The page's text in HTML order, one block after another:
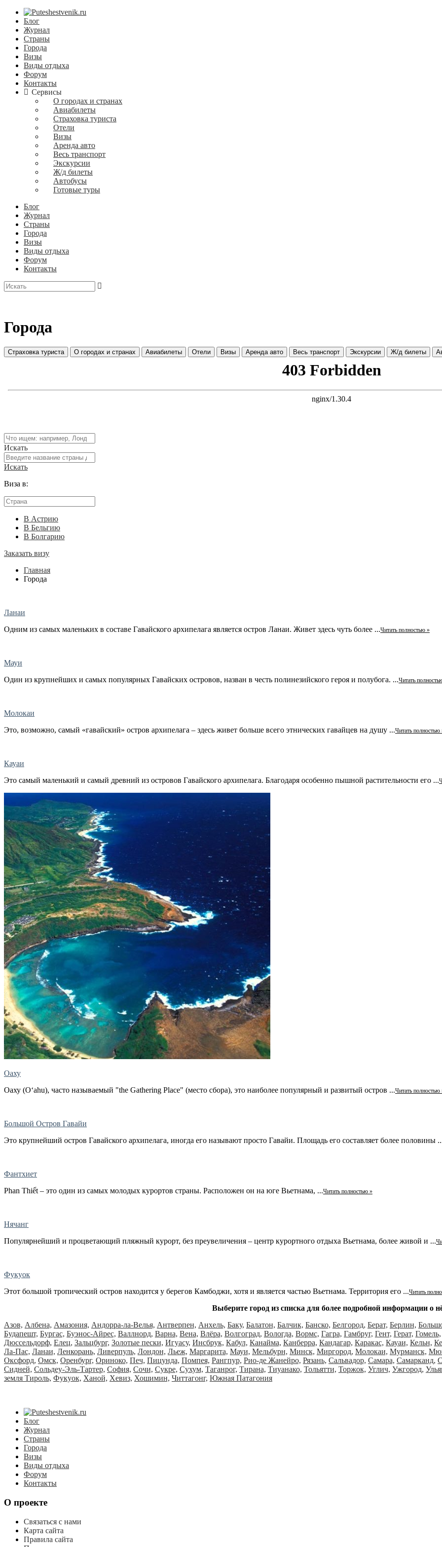
Блог
Журнал
Страны
Города
Визы
Виды отдыха
Форум
Контакты
Сервисы
О городах и странах
Авиабилеты
Страховка туриста
Отели
Визы
Аренда авто
Весь транспорт
Экскурсии
Ж/д билеты
Автобусы
Готовые туры
Блог
Журнал
Страны
Города
Визы
Виды отдыха
Форум
Контакты
Города
Страховка туриста О городах и странах Авиабилеты Отели Визы Аренда авто Весь транспорт Экскурсии Ж/д билеты
Искать
Искать
Виза в:
В Астрию
В Бельгию
В Болгарию
Заказать визу
Главная
Города
Ланаи
Одним из самых маленьких в составе Гавайского архипелага является остров Ланаи. Живет здесь чуть более ...Читать полностью »
Мауи
Один из крупнейших и самых популярных Гавайских островов, назван в честь полинезийского героя и полубога. ...Читать
Молокаи
Это, возможно, самый «гавайский» остров архипелага – здесь живет больше всего этнических гавайцев на душу ...Читать полностью
Кауаи
Это самый маленький и самый древний из островов Гавайского архипелага. Благодаря особенно пышной растительности его ...
Оаху
Оаху (Oʻahu), часто называемый "the Gathering Place" (место сбора), это наиболее популярный и развитый остров ...Читать полностью
Большой Остров Гавайи
Это крупнейший остров Гавайского архипелага, иногда его называют просто Гавайи. Площадь его составляет более половины
Фантхиет
Phan Thiết – это один из самых молодых курортов страны. Расположен он на юге Вьетнама, ...Читать полностью »
Нячанг
Популярнейший и процветающий пляжный курорт, без преувеличения – центр курортного отдыха Вьетнама, более живой и ...
Фукуок
Этот большой тропический остров находится у берегов Камбоджи, хотя и является частью Вьетнама. Территория его ...Читать
Выберите город из списка для более подробной информации о
Азов, Албена, Амазония, Андорра-ла-Велья, Антверпен, Анхель, Баку, Балатон, Балчик, Банско, Белгород, Берат, Берлин,
Будапешт, Бургас, Буэнос-Айрес, Валлнорд, Варна, Вена, Влёра, Волгоград, Вологда, Вормс, Гагра, Гамбруг, Гент, Герат, Гомель,
Дюссельдорф, Елец, Зальцбург, Золотые пески, Игуасу, Инсбрук, Кабул, Канайма, Канберра, Кандагар, Каракас, Кауаи, Кельн,
Ла-Пас, Ланаи, Ленкорань, Ливерпуль, Лондон, Льеж, Маргарита, Мауи, Мельбурн, Минск, Миргород, Молокаи, Мурманск,
Оксфорд, Омск, Оренбург, Ориноко, Печ, Пицунда, Помпея, Рангпур, Рио-де Жанейро, Рязань, Сальвадор, Самара, Самарканд,
Сидней, Сольдеу-Эль-Тартер, София, Сочи, Сукре, Сухум, Таганрог, Тирана, Тиуанако, Тольятти, Торжок, Углич, Ужгород,
земля Тироль, Фукуок, Ханой, Хевиз, Хошимин, Читтагонг, Южная Патагония
Блог
Журнал
Страны
Города
Визы
Виды отдыха
Форум
Контакты
О проекте
Связаться с нами
Карта сайта
Правила сайта